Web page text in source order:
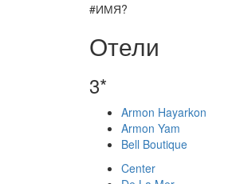
#ИМЯ?
Отели
3*
Armon Hayarkon
Armon Yam
Bell Boutique
Center